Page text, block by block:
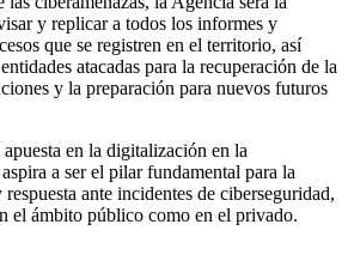
y replicar a todos los informes y
que se registren en el territorio, así
atacadas para la recuperación de la
y la preparación para nuevos futuros
en la digitalización en la
a ser el pilar fundamental para la
ante incidentes de ciberseguridad,
el ámbito público como en el privado.